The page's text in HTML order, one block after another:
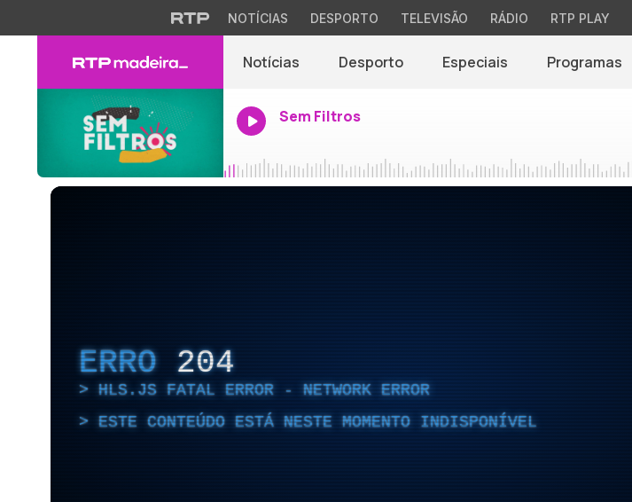
NOTÍCIAS DESPORTO TELEVISÃO RÁDIO RTP PLAY
Notícias Desporto Especiais Programas
Sem Filtros
ERRO 204
HLS.JS FATAL ERROR - NETWORK ERROR
ESTE CONTEÚDO ESTÁ NESTE MOMENTO INDISPONÍVEL